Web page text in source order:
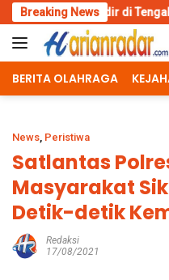
Skip
to
content
Breaking News
di Tengah Masyarakat
BERITA OLAHRAGA
News, Peristiwa
Satlantas
Masyarakat
Detik-detik
Redaksi
17/08/2021